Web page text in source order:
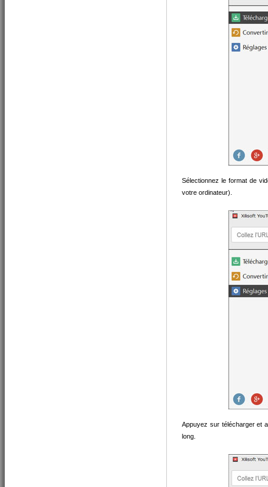
Sélectionnez le format de
votre ordinateur).
Appuyez sur télécharger et
long.